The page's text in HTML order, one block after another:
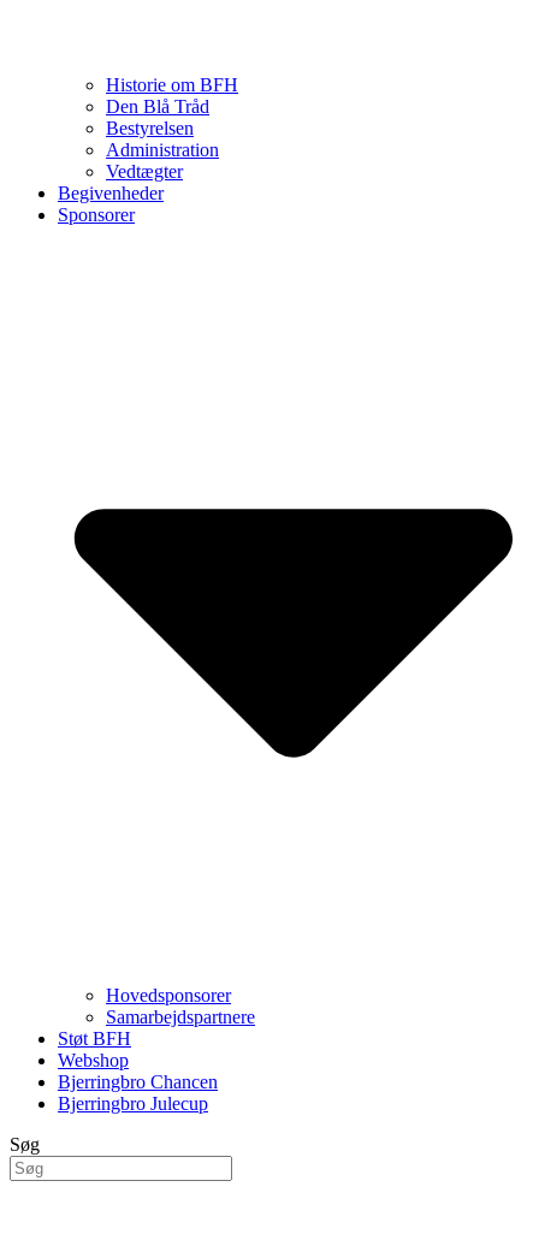
Historie om BFH
Den Blå Tråd
Bestyrelsen
Administration
Vedtægter
Begivenheder
Sponsorer
Hovedsponsorer
Samarbejdspartnere
Støt BFH
Webshop
Bjerringbro Chancen
Bjerringbro Julecup
Søg